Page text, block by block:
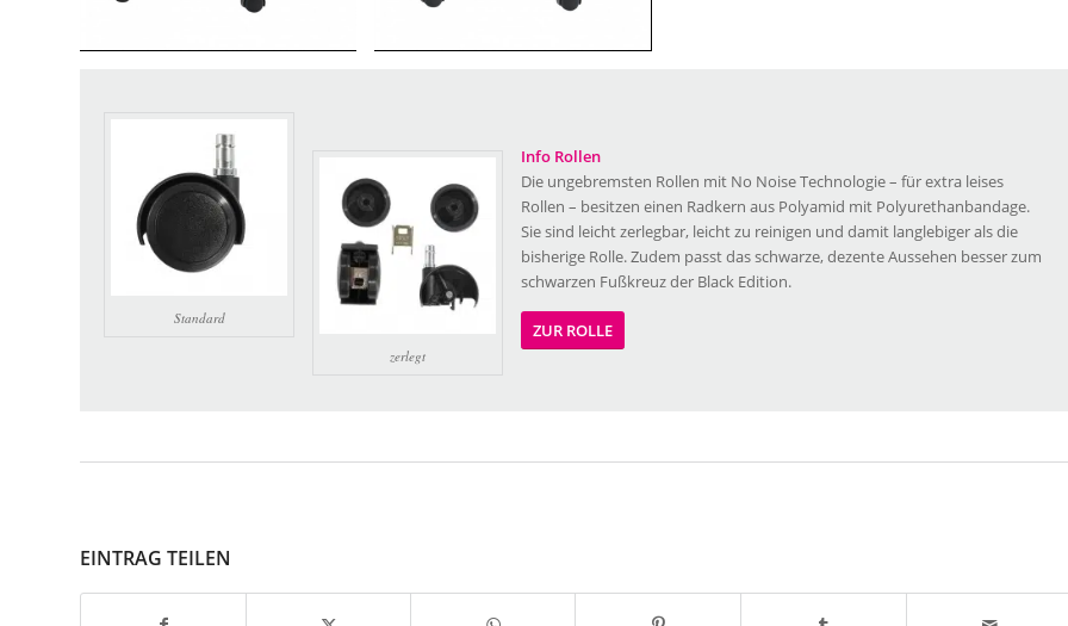
Standard
zerlegt
Info Rollen
Die ungebremsten Rollen mit No Noise Technologie – für extra leises
Rollen – besitzen einen Radkern aus Polyamid mit Polyurethanbandage.
Sie sind leicht zerlegbar, leicht zu reinigen und damit langlebiger als die
bisherige Rolle. Zudem passt das schwarze, dezente Aussehen besser zum
schwarzen Fußkreuz der Black Edition.
ZUR ROLLE
EINTRAG TEILEN